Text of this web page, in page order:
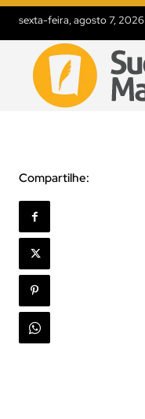
sexta-feira, agosto 7, 2026
Compartilhe: